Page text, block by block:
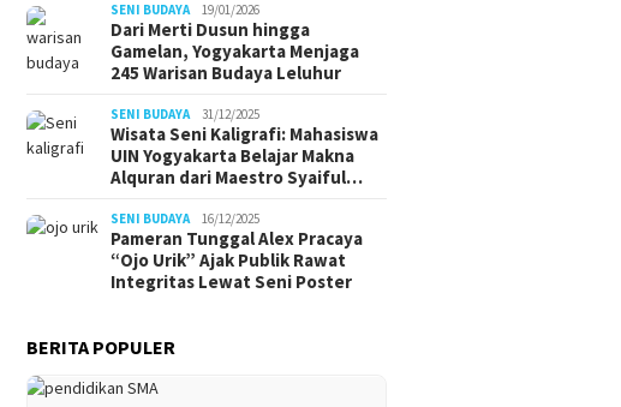
SENI BUDAYA 19/01/2026
Dari Merti Dusun hingga
Gamelan, Yogyakarta Menjaga
245 Warisan Budaya Leluhur
SENI BUDAYA 31/12/2025
Wisata Seni Kaligrafi: Mahasiswa
UIN Yogyakarta Belajar Makna
Alquran dari Maestro Syaiful…
SENI BUDAYA 16/12/2025
Pameran Tunggal Alex Pracaya
“Ojo Urik” Ajak Publik Rawat
Integritas Lewat Seni Poster
BERITA POPULER